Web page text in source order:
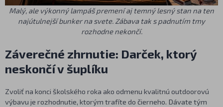
Malý, ale výkonný lampáš premení aj temný lesný stan na ten
najútulnejší bunker na svete. Zábava tak s padnutím tmy
rozhodne nekončí.
Záverečné zhrnutie: Darček, ktorý
neskončí v šuplíku
Zvoliť na konci školského roka ako odmenu kvalitnú outdoorovú
výbavu je rozhodnutie, ktorým trafíte do čierneho. Dávate tým